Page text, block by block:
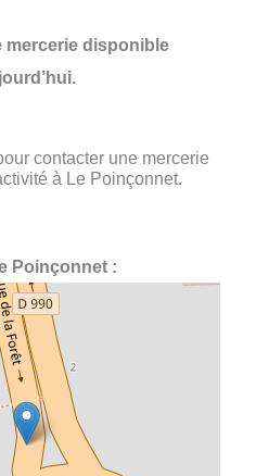
mercerie disponible
contacter une mercerie
à Le Poinçonnet.
Poinçonnet :